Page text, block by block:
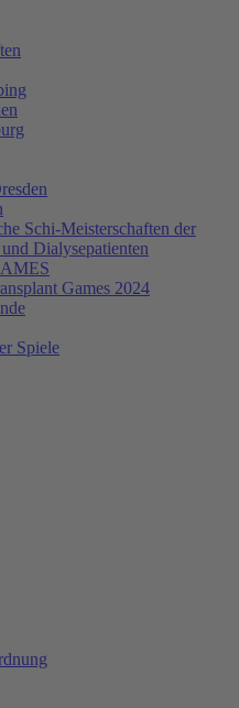
Schi-Meisterschaften der
Dialysepatienten
Games 2024
Spiele